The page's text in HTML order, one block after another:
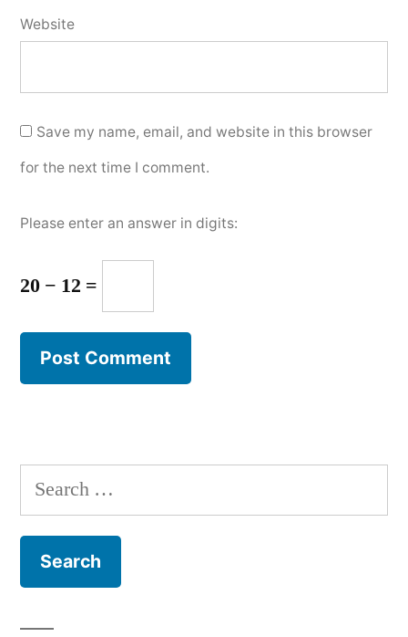
Website
Save my name, email, and website in this browser
for the next time I comment.
Please enter an answer in digits:
20 − 12 =
Search
for: